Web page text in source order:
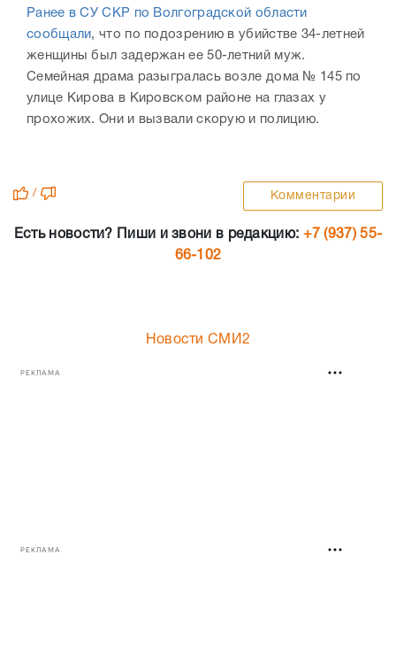
Ранее в СУ СКР по Волгоградской области
сообщали, что по подозрению в убийстве 34-летней
женщины был задержан ее 50-летний муж.
Семейная драма разыгралась возле дома № 145 по
улице Кирова в Кировском районе на глазах у
прохожих. Они и вызвали скорую и полицию.
/ Комментарии
Есть новости? Пиши и звони в редакцию: +7 (937) 55-
66-102
Новости СМИ2
РЕКЛАМА
РЕКЛАМА